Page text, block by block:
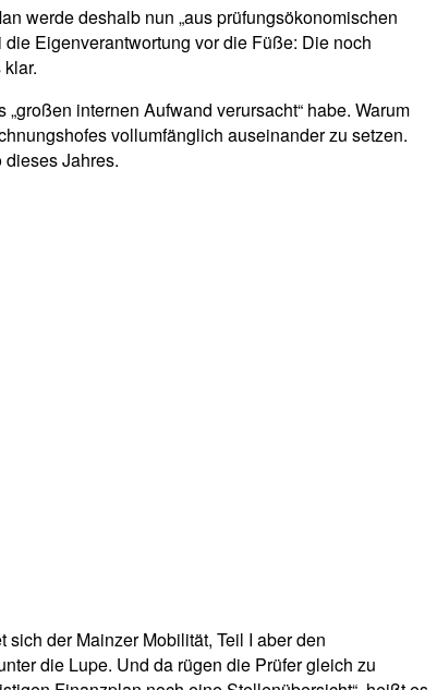
werde deshalb nun „aus prüfungsökonomischen
Eigenverantwortung vor die Füße: Die noch
internen Aufwand verursacht“ habe. Warum
vollumfänglich auseinander zu setzen.
Jahres.
der Mainzer Mobilität, Teil I aber den
die Lupe. Und da rügen die Prüfer gleich zu